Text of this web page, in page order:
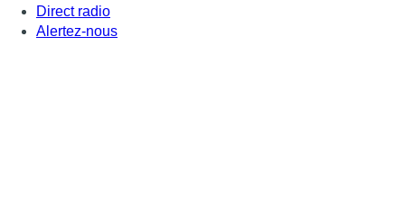
Direct radio
Alertez-nous